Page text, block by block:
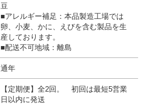
豆
■アレルギー補足：本品製造工場では
卵、小麦、かに、えびを含む製品を生
産しております。
■配送不可地域：離島
通年
【定期便】全2回。 初回は最短5営業
日以内に発送